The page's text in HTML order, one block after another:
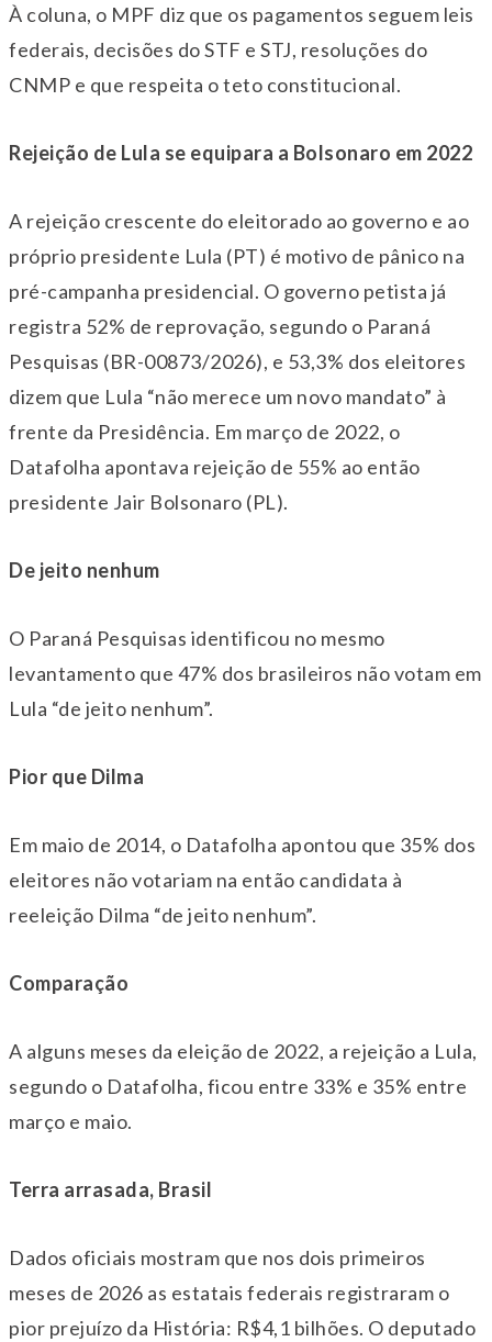
À coluna, o MPF diz que os pagamentos seguem leis
federais, decisões do STF e STJ, resoluções do
CNMP e que respeita o teto constitucional.
Rejeição de Lula se equipara a Bolsonaro em 2022
A rejeição crescente do eleitorado ao governo e ao
próprio presidente Lula (PT) é motivo de pânico na
pré-campanha presidencial. O governo petista já
registra 52% de reprovação, segundo o Paraná
Pesquisas (BR-00873/2026), e 53,3% dos eleitores
dizem que Lula “não merece um novo mandato” à
frente da Presidência. Em março de 2022, o
Datafolha apontava rejeição de 55% ao então
presidente Jair Bolsonaro (PL).
De jeito nenhum
O Paraná Pesquisas identificou no mesmo
levantamento que 47% dos brasileiros não votam em
Lula “de jeito nenhum”.
Pior que Dilma
Em maio de 2014, o Datafolha apontou que 35% dos
eleitores não votariam na então candidata à
reeleição Dilma “de jeito nenhum”.
Comparação
A alguns meses da eleição de 2022, a rejeição a Lula,
segundo o Datafolha, ficou entre 33% e 35% entre
março e maio.
Terra arrasada, Brasil
Dados oficiais mostram que nos dois primeiros
meses de 2026 as estatais federais registraram o
pior prejuízo da História: R$4,1 bilhões. O deputado